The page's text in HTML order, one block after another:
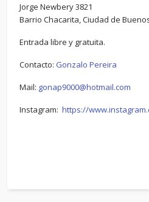
Jorge Newbery 3821
Barrio Chacarita, Ciudad de
Entrada libre y gratuita.
Contacto: Gonzalo Pereira
Mail: gonap9000@hotmail.com
Instagram: https://